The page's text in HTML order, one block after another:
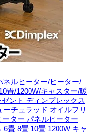
ネルヒーター/ヒーター/
畳/1200W/キャスター/暖
ント ディンプレックス
ーチュラッド オイルフリ
ター パネルヒーター
畳 8畳 10畳 1200W キャ